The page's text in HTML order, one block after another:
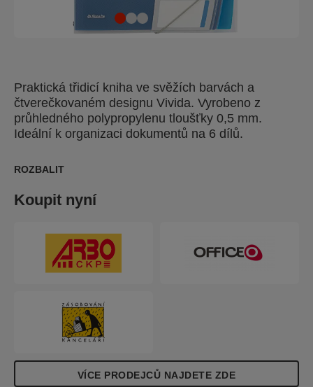
Praktická třidicí kniha ve svěžích barvách a
čtverečkovaném designu Vivida. Vyrobeno z
průhledného polypropylenu tloušťky 0,5 mm.
Ideální k organizaci dokumentů na 6 dílů.
ROZBALIT
Koupit nyní
VÍCE PRODEJCŮ NAJDETE ZDE